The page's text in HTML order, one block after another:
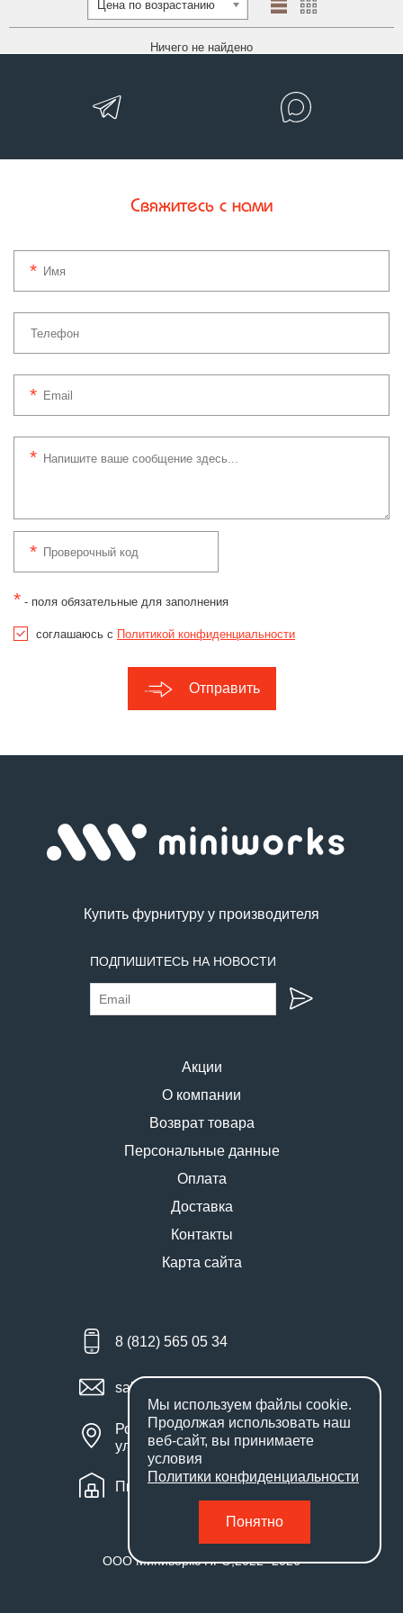
Цена по возрастанию
Ничего не найдено
Свяжитесь с нами
* - поля обязательные для заполнения
соглашаюсь с Политикой конфиденциальности
Отправить
Купить фурнитуру у производителя
ПОДПИШИТЕСЬ НА НОВОСТИ
Акции
О компании
Возврат товара
Персональные данные
Оплата
Доставка
Контакты
Карта сайта
8 (812) 565 05 34
sales@miniworks.ru
Россия, Санкт-Петербург,
улица Маршала Новикова, 28Е
Пн – Пт: с 9:00 до 18:00
ООО Миниворкс ПРО,2022- 2026
Мы используем файлы cookie.
Продолжая использовать наш
веб-сайт, вы принимаете
условия
Политики конфиденциальности
Понятно